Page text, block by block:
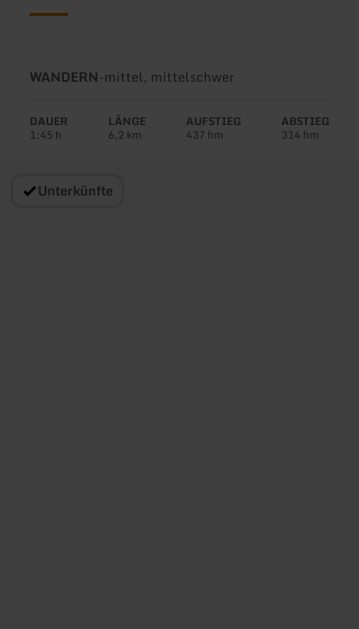
Art
Tour:
WANDERN-Schwierigkeit:
mittel, mittelschwer
DAUER
1:45 h
LÄNGE
6,2 km
AUFSTIEG
437 hm
ABSTIEG
314 hm
Unterkünfte